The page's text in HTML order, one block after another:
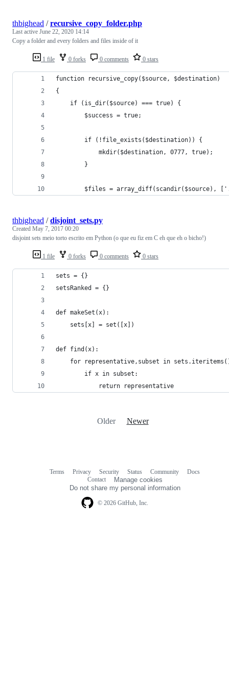
1 file 0 forks 0 comments 0 stars
thbighead /recursive_copy_folder.php
Last active June 22, 2020 14:14
Copy a folder and every folders and files inside of it
function recursive_copy($source, $destination)
{
    if (is_dir($source) === true) {
        $success = true;
        if (!file_exists($destination)) {
            mkdir($destination, 0777, true);
        }
$files = array_diff(scandir($source),
1 file 0 forks 0 comments 0 stars
thbighead /disjoint_sets.py
Created May 7, 2017 00:20
disjoint sets meio torto escrito em Python (o que eu fiz em C eh que eh o bicho!)
sets = {}
setsRanked = {}
def makeSet(x):
    sets[x] = set([x])
def find(x):
for representative,subset in
        if x in subset:
            return representative
Older Newer
© 2026 GitHub, Inc.
Terms Privacy Security Status Community
Docs
Contact
Manage cookies
Do not share my personal information